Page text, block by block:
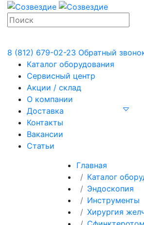
8 (812) 679-02-23 Обратный
Каталог оборудования
Сервисный центр
Акции / склад
О компании
Доставка
Контакты
Вакансии
Статьи
Главная
Каталог
Эндоскопия
Инструменты
Хирургия